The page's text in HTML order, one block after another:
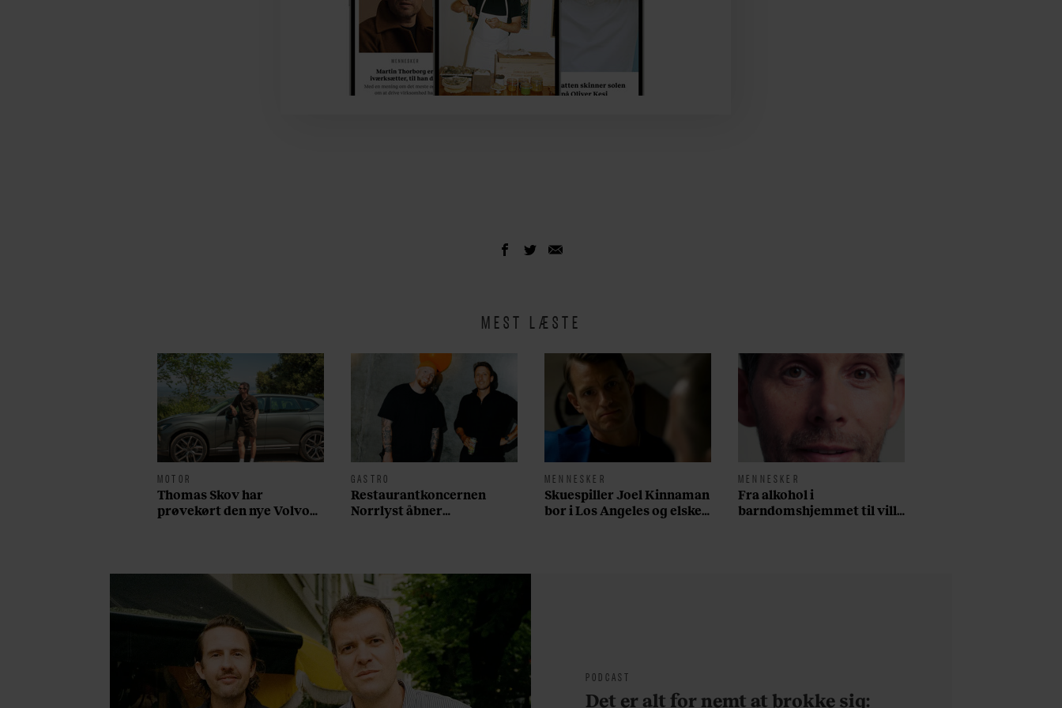
MEST LÆSTE
MOTOR
Thomas Skov har
prøvekørt den nye Volvo
GASTRO
Restaurantkoncernen
Norrlyst åbner
MENNESKER
Skuespiller Joel Kinnaman
bor i Los Angeles og elsker
MENNESKER
Fra alkohol i
barndomshjemmet til villa
PODCAST
Det er alt for nemt at brokke sig: